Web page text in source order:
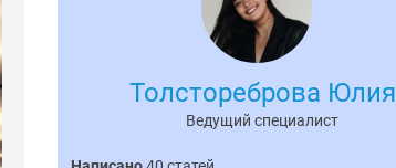
Толстореброва Юлия
Ведущий специалист